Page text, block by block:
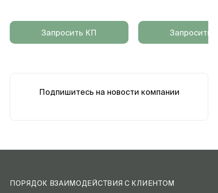
Запросить КП Запросить
Подпишитесь на новости компании
ПОРЯДОК ВЗАИМОДЕЙСТВИЯ С КЛИЕНТОМ